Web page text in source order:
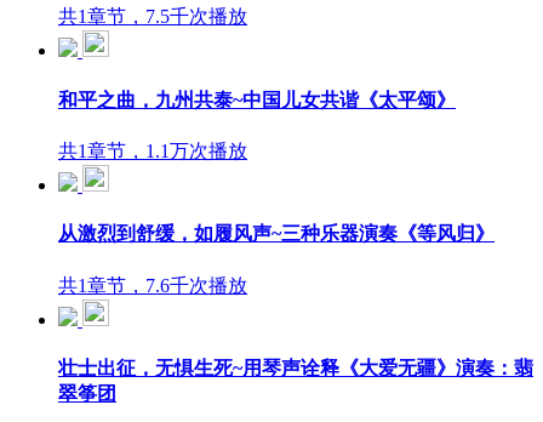
共1章节，7.5千次播放
和平之曲，九州共泰~中国儿女共谐《太平颂》
共1章节，1.1万次播放
从激烈到舒缓，如履风声~三种乐器演奏《等风归》
共1章节，7.6千次播放
壮士出征，无惧生死~用琴声诠释《大爱无疆》演奏：翡
翠筝团